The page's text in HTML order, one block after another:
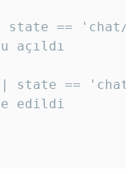
state ==
açıldı
state ==
edildi